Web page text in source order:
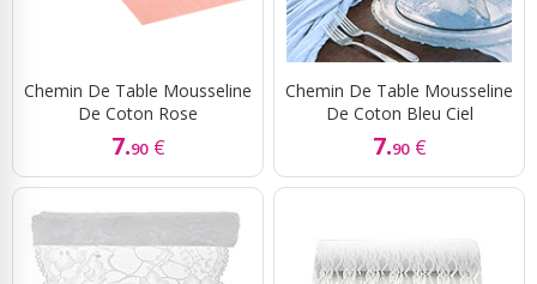
Chemin De Table Mousseline
De Coton Rose
7.90 €
Chemin De Table Mousseline
De Coton Bleu Ciel
7.90 €